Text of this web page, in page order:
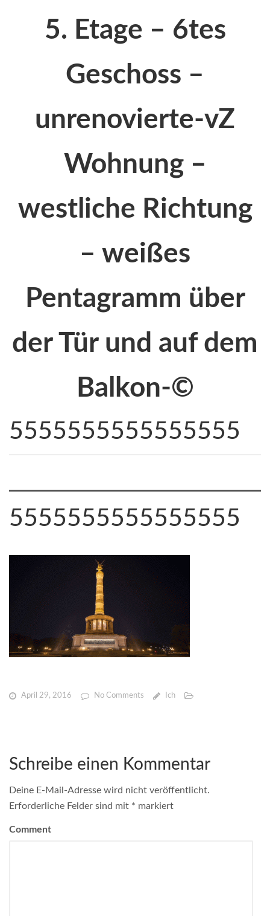
5. Etage – 6tes
Geschoss –
unrenovierte-vZ
Wohnung –
westliche Richtung
– weißes
Pentagramm über
der Tür und auf dem
Balkon-©
5555555555555555
5555555555555555
April 29, 2016 No Comments Ich
Schreibe einen Kommentar
Deine E-Mail-Adresse wird nicht veröffentlicht.
Erforderliche Felder sind mit * markiert
Comment